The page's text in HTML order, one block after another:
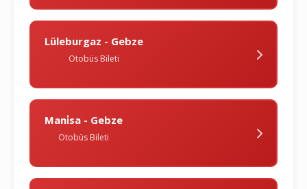
Lüleburgaz - Gebze
Otobüs Bileti
Mani̇sa - Gebze
Otobüs Bileti